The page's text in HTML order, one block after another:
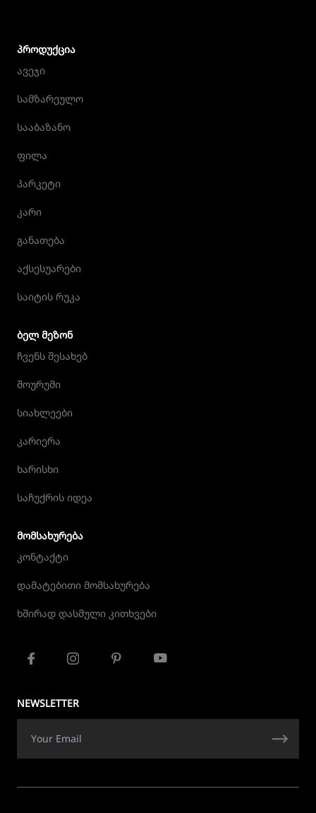
ᲞᲠᲝᲓᲣᲥᲪᲘᲐ
ავეჯი
სამზარეულო
სააბაზანო
ფილა
პარკეტი
კარი
განათება
აქსესუარები
საიტის რუკა
ᲑᲔᲚ ᲛᲔᲖᲝᲜ
ჩვენს შესახებ
შოურუმი
სიახლეები
კარიერა
ხარისხი
საჩუქრის იდეა
ᲛᲝᲛᲡᲐᲮᲣᲠᲔᲑᲐ
კონტაქტი
დამატებითი მომსახურება
ხშირად დასმული კითხვები
NEWSLETTER